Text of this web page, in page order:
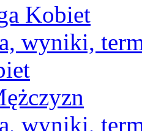
Kobiet
wyniki,
wyniki,